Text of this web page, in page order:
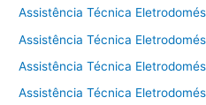
Assistência Técnica
Assistência Técnica
Assistência Técnica
Assistência Técnica